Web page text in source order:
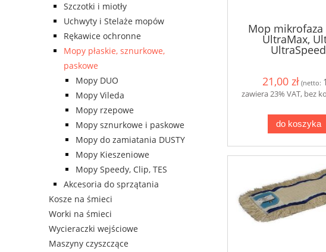
Szczotki i miotły
Uchwyty i Stelaże mopów
Rękawice ochronne
Mopy płaskie, sznurkowe,
paskowe
Mopy DUO
Mopy Vileda
Mopy rzepowe
Mopy sznurkowe i paskowe
Mopy do zamiatania DUSTY
Mopy Kieszeniowe
Mopy Speedy, Clip, TES
Akcesoria do sprzątania
Kosze na śmieci
Worki na śmieci
Wycieraczki wejściowe
Maszyny czyszczące
Mop mikrofaza
UltraMax,
21,00 zł (netto:
zawiera 23% VAT, bez
do koszyka